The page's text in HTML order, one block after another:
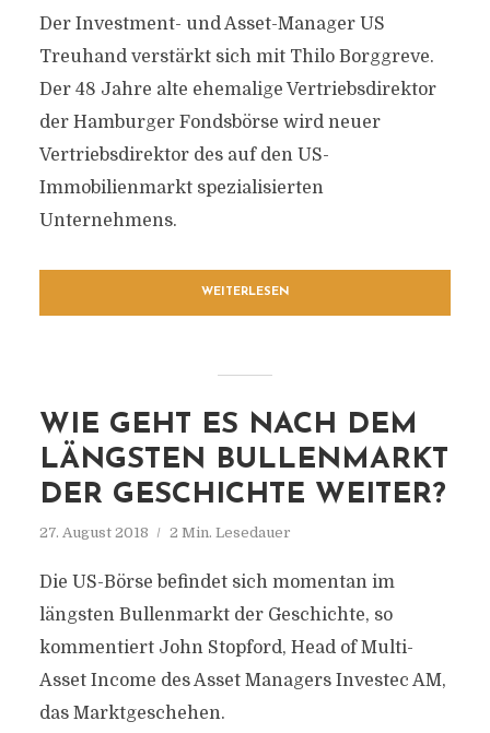
Der Investment- und Asset-Manager US
Treuhand verstärkt sich mit Thilo Borggreve.
Der 48 Jahre alte ehemalige Vertriebsdirektor
der Hamburger Fondsbörse wird neuer
Vertriebsdirektor des auf den US-
Immobilienmarkt spezialisierten
Unternehmens.
WEITERLESEN
WIE GEHT ES NACH DEM
LÄNGSTEN BULLENMARKT
DER GESCHICHTE WEITER?
27. August 2018 2 Min. Lesedauer
Die US-Börse befindet sich momentan im
längsten Bullenmarkt der Geschichte, so
kommentiert John Stopford, Head of Multi-
Asset Income des Asset Managers Investec AM,
das Marktgeschehen.